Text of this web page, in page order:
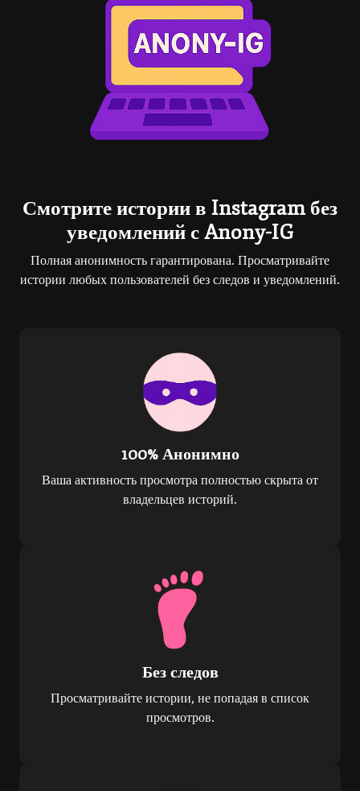
Смотрите истории в Instagram без
уведомлений с Anony-IG
Полная анонимность гарантирована. Просматривайте
истории любых пользователей без следов и уведомлений.
100% Анонимно
Ваша активность просмотра полностью скрыта от
владельцев историй.
Без следов
Просматривайте истории, не попадая в список
просмотров.